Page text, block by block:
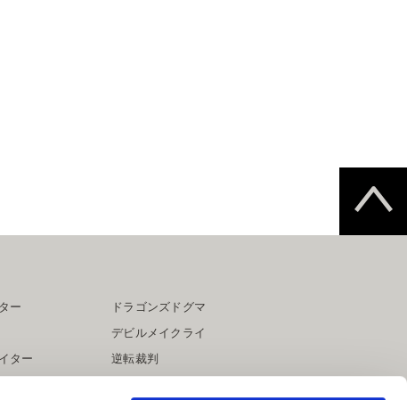
ー
ター
ドラゴンズドグマ
デビルメイクライ
逆転裁判